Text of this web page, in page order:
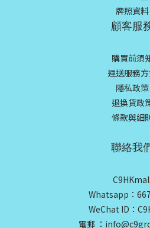
牌照資料
顧客服
購買前須
運送服務
隱私政策
退換貨政
條款與細
聯絡我
Whatsapp：
WeChat ID：
電郵 ：